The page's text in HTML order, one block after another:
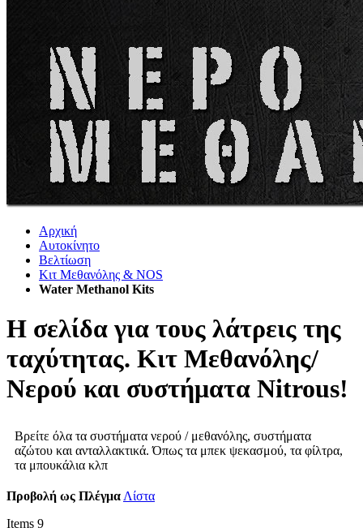
Αρχική
Αυτοκίνητο
Βελτίωση
Κιτ Μεθανόλης & ΝΟS
Water Methanol Kits
Η σελίδα για τους λάτρεις της
ταχύτητας. Κιτ Μεθανόλης/
Νερού και συστήματα Nitrous!
Βρείτε όλα τα συστήματα νερού / μεθανόλης, συστήματα
αζώτου και ανταλλακτικά. Όπως τα μπεκ ψεκασμού, τα φίλτρα,
τα μπουκάλια κλπ
Προβολή ως ΠλέγμαΛίστα
Items 9